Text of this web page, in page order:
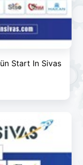
Start In Sivas